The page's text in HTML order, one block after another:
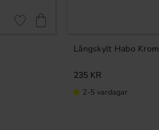
Lägg till i favoriter
Långskylt Habo Krom
235 KR
2-5 vardagar